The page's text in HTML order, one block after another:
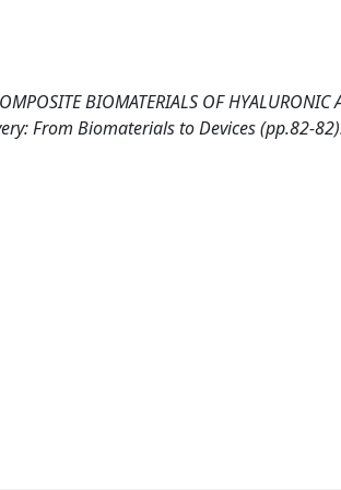
BIOMATERIALS OF HYALURONIC
From Biomaterials to Devices (pp.82-